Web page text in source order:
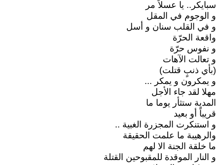
سبايكر.. يا عسلاً مر
و الوجوم في المقل
و في القلب سنان و أسل
واقعة الحرّة
و نفوس حرّة
و تعالت الآهات
(بأي ذنبٍ قتلت)
و يمكرون و يمكر ...
مهلا لقد جاء الأجل
المدية ستثأر يوما ما
قريباً أو بعيد
و استنكرت المجزرة الغبية ..
والرهيبة ما علمت الحقيقة
ما خلقة الجنة الا لهم
و النار الموقدة للمقبوحين القتلة